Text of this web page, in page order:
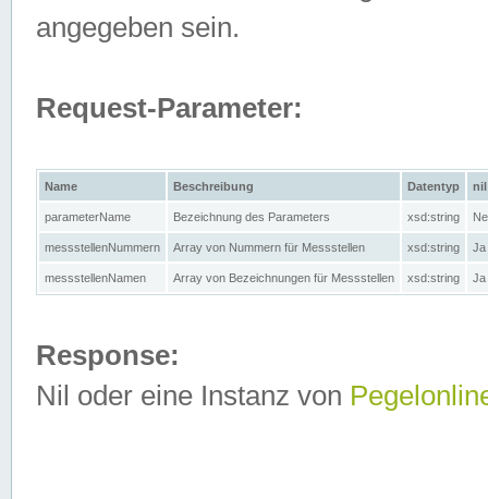
angegeben sein.
Request-Parameter:
Name Beschreibung Datentyp nil
parameterName Bezeichnung des Parameters xsd:string
messstellenNummern Array von Nummern für Messstellen xsd:string Ja
messstellenNamen Array von Bezeichnungen für Messstellen xsd:string Ja
Response:
Nil oder eine Instanz von